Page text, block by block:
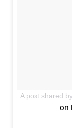
A post shared
on